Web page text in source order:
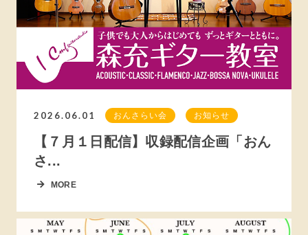
2026.06.01 おんさらい会 お知らせ
【７月１日配信】収録配信企画「おん
さ...
MORE